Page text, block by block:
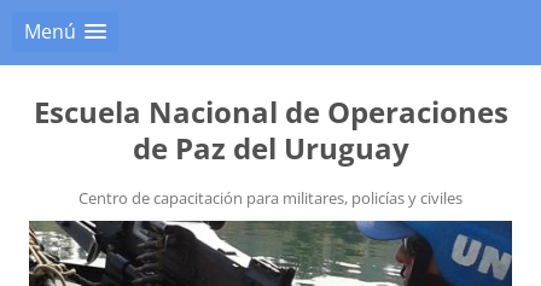
Menú
Escuela Nacional de Operaciones
de Paz del Uruguay
Centro de capacitación para militares, policías y civiles